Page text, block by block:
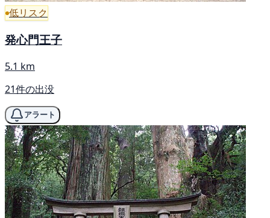
低リスク
発心門王子
5.1 km
21件の出没
アラート